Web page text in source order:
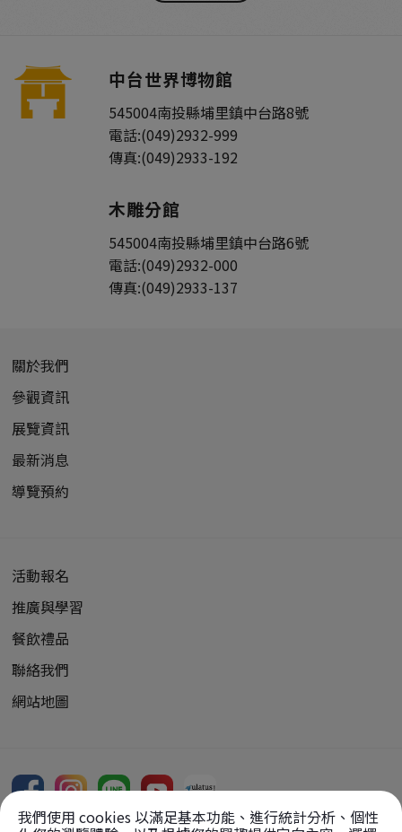
中台世界博物館
545004南投縣埔里鎮中台路8號
電話:(049)2932-999
傳真:(049)2933-192
木雕分館
545004南投縣埔里鎮中台路6號
電話:(049)2932-000
傳真:(049)2933-137
關於我們
參觀資訊
展覽資訊
最新消息
導覽預約
活動報名
推廣與學習
餐飲禮品
聯絡我們
網站地圖
我們使用 cookies 以滿足基本功能、進行統計分析、個性